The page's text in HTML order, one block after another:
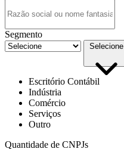
Segmento
Selecione
Escritório Contábil
Indústria
Comércio
Serviços
Outro
Quantidade de CNPJs